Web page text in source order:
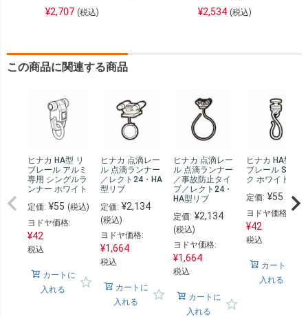
¥2,707 (税込)
¥2,534 (税込)
この商品に関連する商品
ヒナカ HA型 リ
ブレール アルミ
専用 シングルラ
ンナー ホワイト
定価: ¥55 (税込)
ヨドヤ価格:
¥42
税込
カートに
入れる
ヒナカ 点滴レー
ル 点滴ランナー
／レクト24・HA
型リブ
定価: ¥2,134
(税込)
ヨドヤ価格:
¥1,664
税込
カートに
入れる
ヒナカ 点滴レー
ル 点滴ランナー
／事故防止タイ
プ／レクト24・
HA型リブ
定価: ¥2,134
(税込)
ヨドヤ価格:
¥1,664
税込
カートに
入れる
ヒナカ HA型 リ
ブレール Sフッ
ク ホワイト
定価: ¥55
(税込)
ヨドヤ価格:
¥42
税込
カートに
入れる